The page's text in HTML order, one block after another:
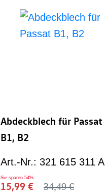
Abdeckblech für Passat
B1, B2
Art.-Nr.: 321 615 311 A
Sie sparen 54%
15,99 € 34,49 €